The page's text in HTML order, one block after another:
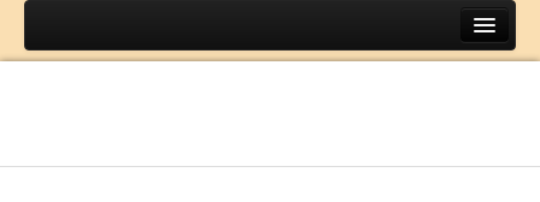
Home